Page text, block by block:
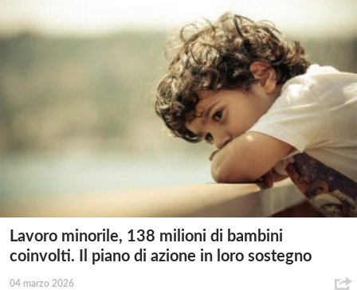
Lavoro minorile, 138 milioni di bambini
coinvolti. Il piano di azione in loro sostegno
04 marzo 2026